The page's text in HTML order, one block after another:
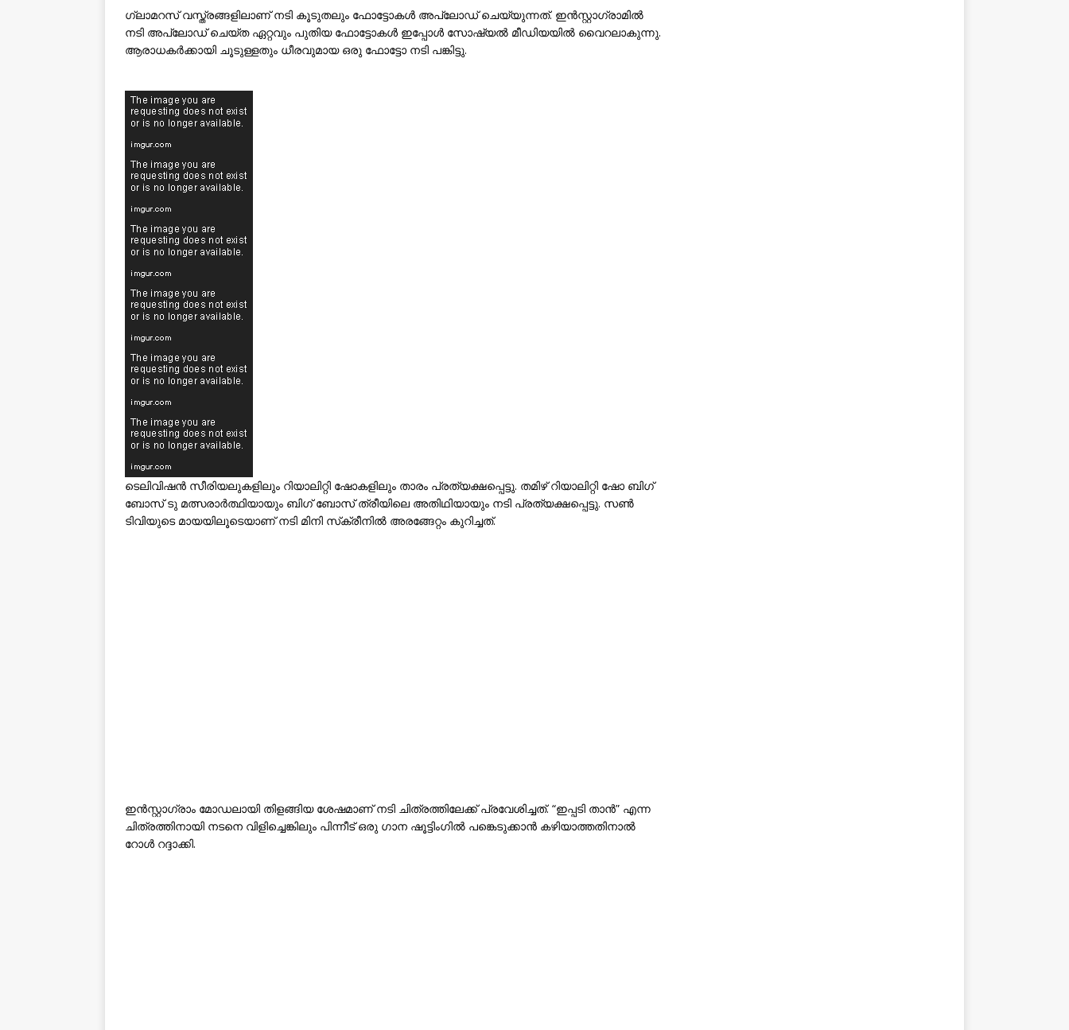
ഗ്ലാമറസ് വസ്ത്രങ്ങളിലാണ് നടി കൂടുതലും ഫോട്ടോകൾ അപ്‌ലോഡ് ചെയ്യുന്നത്. ഇൻസ്റ്റാഗ്രാമിൽ
നടി അപ്‌ലോഡ് ചെയ്ത ഏറ്റവും പുതിയ ഫോട്ടോകൾ ഇപ്പോൾ സോഷ്യൽ മീഡിയയിൽ വൈറലാകുന്നു.
ആരാധകർക്കായി ചൂടുള്ളതും ധീരവുമായ ഒരു ഫോട്ടോ നടി പങ്കിട്ടു.
ടെലിവിഷൻ സീരിയലുകളിലും റിയാലിറ്റി ഷോകളിലും താരം പ്രത്യക്ഷപ്പെട്ടു. തമിഴ് റിയാലിറ്റി ഷോ ബിഗ്
ബോസ് ടു മത്സരാർത്ഥിയായും ബിഗ് ബോസ് ത്രീയിലെ അതിഥിയായും നടി പ്രത്യക്ഷപ്പെട്ടു. സൺ
ടിവിയുടെ മായയിലൂടെയാണ് നടി മിനി സ്‌ക്രീനിൽ അരങ്ങേറ്റം കുറിച്ചത്.
ഇൻസ്റ്റാഗ്രാം മോഡലായി തിളങ്ങിയ ശേഷമാണ് നടി ചിത്രത്തിലേക്ക് പ്രവേശിച്ചത്. “ഇപ്പടി താൻ” എന്ന
ചിത്രത്തിനായി നടനെ വിളിച്ചെങ്കിലും പിന്നീട് ഒരു ഗാന ഷൂട്ടിംഗിൽ പങ്കെടുക്കാൻ കഴിയാത്തതിനാൽ
റോൾ റദ്ദാക്കി.